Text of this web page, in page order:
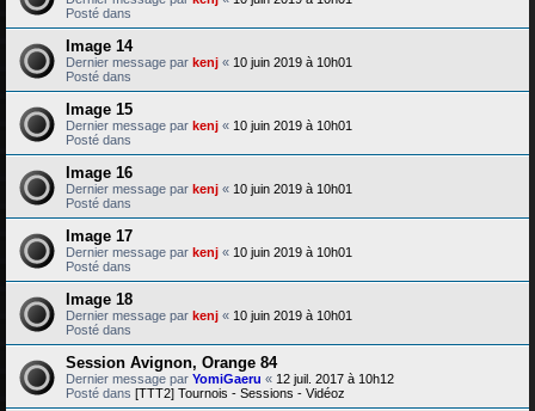
Posté dans
Image 14
Dernier message par kenj « 10 juin 2019 à 10h01
Posté dans
Image 15
Dernier message par kenj « 10 juin 2019 à 10h01
Posté dans
Image 16
Dernier message par kenj « 10 juin 2019 à 10h01
Posté dans
Image 17
Dernier message par kenj « 10 juin 2019 à 10h01
Posté dans
Image 18
Dernier message par kenj « 10 juin 2019 à 10h01
Posté dans
Session Avignon, Orange 84
Dernier message par YomiGaeru « 12 juil. 2017 à 10h12
Posté dans [TTT2] Tournois - Sessions - Vidéoz